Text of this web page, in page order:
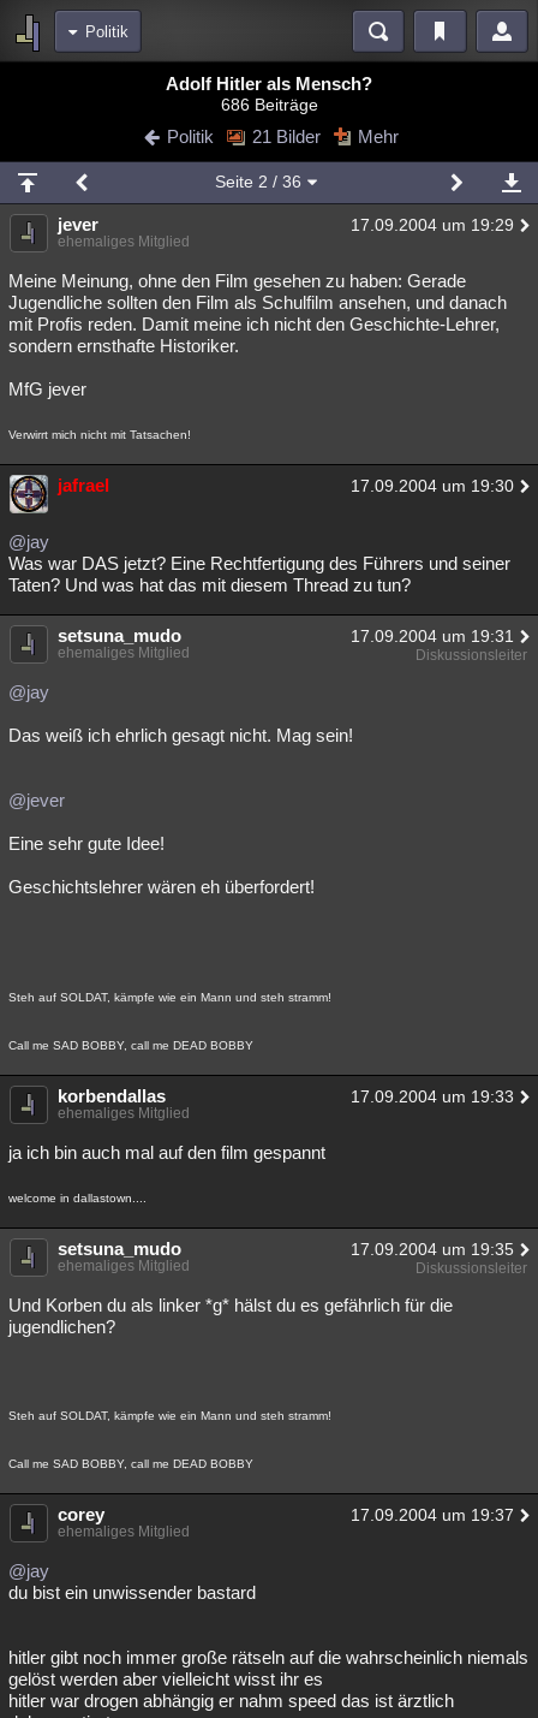
Politik
Blogs Videos
Chat Wiki Neuigkeiten
meine Rubriken
Menschen Mystery Kriminalfälle
Spiritualität Verschwörungen Technologie Ufologie
Natur Umfragen Unterhaltung
Philosophie
Astronomie Helpdesk
Musik Clash Allmystery English
Besucht Teilgenommen Alle Neue Geschlossen
Lesenswert Schlüsselwörter
Adolf Hitler als Mensch?
686 Beiträge
Politik 21 Bilder Mehr
Seite 2 / 36
jever 17.09.2004 um 19:29
ehemaliges Mitglied
Meine Meinung, ohne den Film gesehen zu haben: Gerade
Jugendliche sollten den Film als Schulfilm ansehen, und danach
mit Profis reden. Damit meine ich nicht den Geschichte-Lehrer,
sondern ernsthafte Historiker.
MfG jever
Verwirrt mich nicht mit Tatsachen!
jafrael 17.09.2004 um 19:30
@jay
Was war DAS jetzt? Eine Rechtfertigung des Führers und seiner
Taten? Und was hat das mit diesem Thread zu tun?
setsuna_mudo 17.09.2004 um 19:31
ehemaliges Mitglied Diskussionsleiter
@jay
Das weiß ich ehrlich gesagt nicht. Mag sein!
@jever
Eine sehr gute Idee!
Geschichtslehrer wären eh überfordert!
Steh auf SOLDAT, kämpfe wie ein Mann und steh stramm!
Call me SAD BOBBY, call me DEAD BOBBY
korbendallas 17.09.2004 um 19:33
ehemaliges Mitglied
ja ich bin auch mal auf den film gespannt
welcome in dallastown....
setsuna_mudo 17.09.2004 um 19:35
ehemaliges Mitglied Diskussionsleiter
Und Korben du als linker *g* hälst du es gefährlich für die
jugendlichen?
Steh auf SOLDAT, kämpfe wie ein Mann und steh stramm!
Call me SAD BOBBY, call me DEAD BOBBY
corey 17.09.2004 um 19:37
ehemaliges Mitglied
@jay
du bist ein unwissender bastard
hitler gibt noch immer große rätseln auf die wahrscheinlich niemals
gelöst werden aber vielleicht wisst ihr es
hitler war drogen abhängig er nahm speed das ist ärztlich